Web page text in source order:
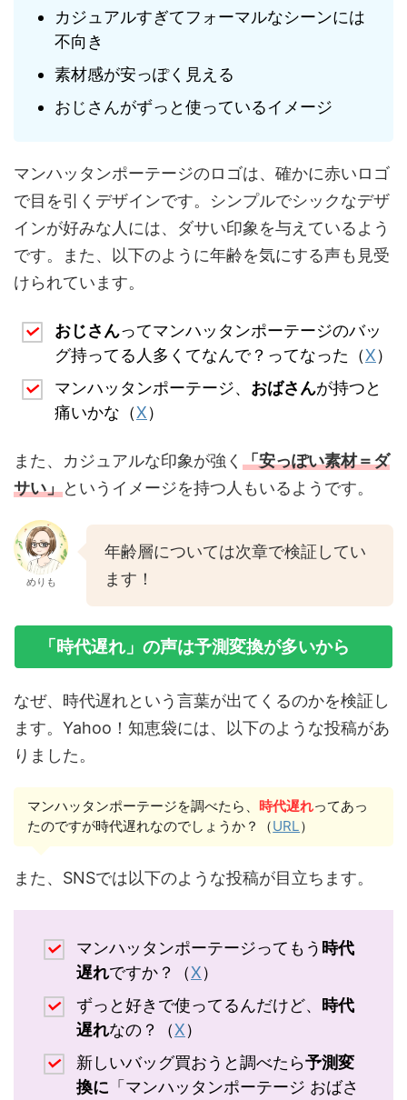
カジュアルすぎてフォーマルなシーンには
不向き
素材感が安っぽく見える
おじさんがずっと使っているイメージ
マンハッタンポーテージのロゴは、確かに赤いロゴ
で目を引くデザインです。シンプルでシックなデザ
インが好みな人には、ダサい印象を与えているよう
です。また、以下のように年齢を気にする声も見受
けられています。
おじさんってマンハッタンポーテージのバッ
グ持ってる人多くてなんで？ってなった（X）
マンハッタンポーテージ、 おばさんが持つと
痛いかな（X）
また、カジュアルな印象が強く 「安っぽい素材＝ダ
サい」というイメージを持つ人もいるようです。
めりも
年齢層については次章で検証してい
ます！
「時代遅れ」の声は予測変換が多いから
なぜ、時代遅れという言葉が出てくるのかを検証し
ます。Yahoo！知恵袋には、以下のような投稿があ
りました。
マンハッタンポーテージを調べたら、 時代遅れってあっ
たのですが時代遅れなのでしょうか？（URL）
また、SNSでは以下のような投稿が目立ちます。
マンハッタンポーテージってもう 時代
遅れですか？（X）
ずっと好きで使ってるんだけど、 時代
遅れなの？（X）
新しいバッグ買おうと調べたら予測変
換に 「マンハッタンポーテージ おばさ